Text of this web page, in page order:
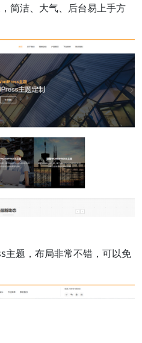
简洁、大气、后台易上手方
题，布局非常不错，可以免